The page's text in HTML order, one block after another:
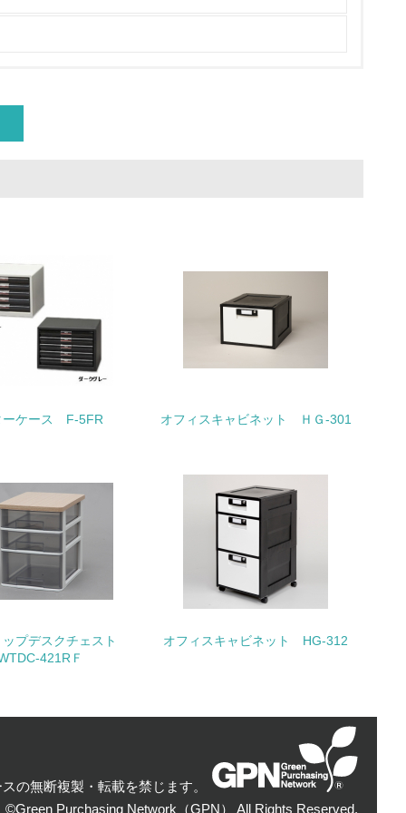
減の取り組みを行っている
減目標や計画を立てている
ている
クル目標や計画を立てている
林、天然林保護、間伐＞、認証品の
極的に参加している
ーケース F-5FR オフィスキャビネット ＨＧ-301
ップデスクチェスト
421RＦ
オフィスキャビネット HG-312
の無断複製・転載を禁じます。
©Green Purchasing Network（GPN） All Rights Reserved.